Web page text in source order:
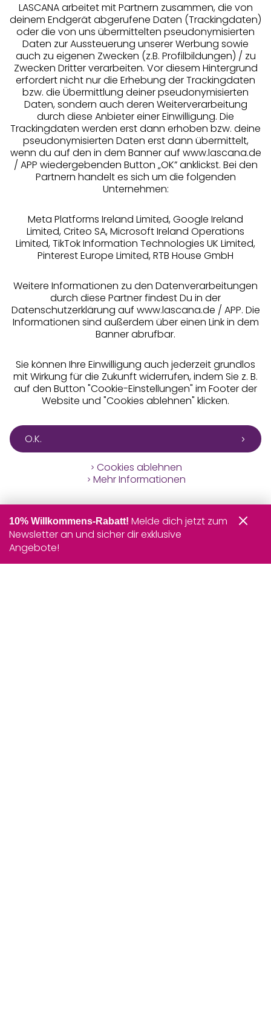
Services
Beratung
Über uns
Rechtliches
Alle Preise inkl. MwSt., zzgl.
Versandkosten
LASCANA arbeitet mit Partnern zusammen, die von
deinem Endgerät abgerufene Daten (Trackingdaten)
oder die von uns übermittelten pseudonymisierten
Daten zur Aussteuerung unserer Werbung sowie
auch zu eigenen Zwecken (z.B. Profilbildungen) / zu
Zwecken Dritter verarbeiten. Vor diesem Hintergrund
erfordert nicht nur die Erhebung der Trackingdaten
bzw. die Übermittlung deiner pseudonymisierten
Daten, sondern auch deren Weiterverarbeitung
durch diese Anbieter einer Einwilligung. Die
Trackingdaten werden erst dann erhoben bzw. deine
pseudonymisierten Daten erst dann übermittelt,
wenn du auf den in dem Banner auf www.lascana.de
/ APP wiedergebenden Button „OK” anklickst. Bei den
Partnern handelt es sich um die folgenden
Unternehmen:
Meta Platforms Ireland Limited, Google Ireland
Limited, Criteo SA, Microsoft Ireland Operations
Limited, TikTok Information Technologies UK Limited,
Pinterest Europe Limited, RTB House GmbH
Weitere Informationen zu den Datenverarbeitungen
durch diese Partner findest Du in der
Datenschutzerklärung auf www.lascana.de / APP. Die
Informationen sind außerdem über einen Link in dem
Banner abrufbar.
Sie können Ihre Einwilligung auch jederzeit grundlos
mit Wirkung für die Zukunft widerrufen, indem Sie z. B.
auf den Button "Cookie-Einstellungen" im Footer der
Website und "Cookies ablehnen" klicken.
O.K.
Cookies ablehnen
Mehr Informationen
10% Willkommens-Rabatt! Melde dich jetzt zum
Newsletter an und sicher dir exklusive
Angebote!